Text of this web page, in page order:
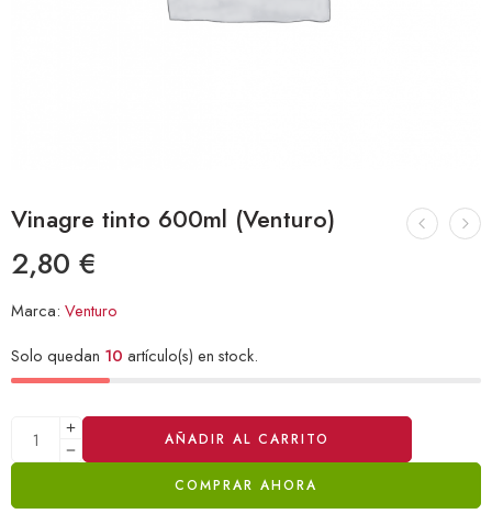
Vinagre tinto 600ml (Venturo)
2,80 €
Marca: Venturo
Solo quedan 10 artículo(s) en stock.
AÑADIR AL CARRITO
COMPRAR AHORA
Alternative: